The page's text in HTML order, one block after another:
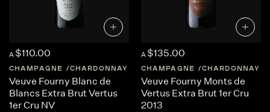
A $110.00
CHAMPAGNE CHARDONNAY FRANCE CHAMPAGNE
Veuve Fourny Blanc de
Blancs Extra Brut Vertus
1er Cru NV
A $135.00
CHAMPAGNE CHARDONNAY
Veuve Fourny Monts de
Vertus Extra Brut 1er Cru
2013